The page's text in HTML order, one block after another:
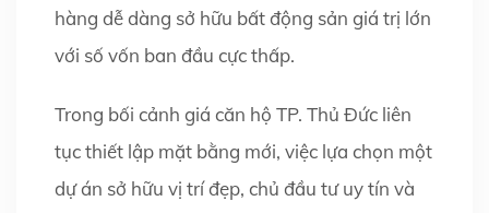
hàng dễ dàng sở hữu bất động sản giá trị lớn
với số vốn ban đầu cực thấp.
Trong bối cảnh giá căn hộ TP. Thủ Đức liên
tục thiết lập mặt bằng mới, việc lựa chọn một
dự án sở hữu vị trí đẹp, chủ đầu tư uy tín và